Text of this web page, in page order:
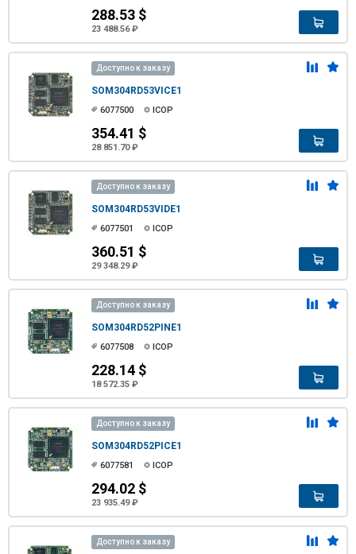
288.53 $
23 488.56 ₽
Доступно к заказу
SOM304RD53VICE1
6077500 ICOP
354.41 $
28 851.70 ₽
Доступно к заказу
SOM304RD53VIDE1
6077501 ICOP
360.51 $
29 348.29 ₽
Доступно к заказу
SOM304RD52PINE1
6077508 ICOP
228.14 $
18 572.35 ₽
Доступно к заказу
SOM304RD52PICE1
6077581 ICOP
294.02 $
23 935.49 ₽
Доступно к заказу